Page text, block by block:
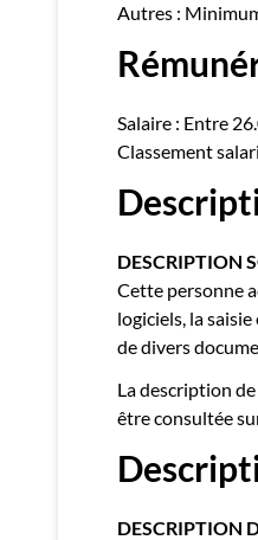
Autres :
Salaire : Entre
Classement
DESCRIPTION
Cette personne
logiciels, la
de divers
La description
être consultée
DESCRIPTION